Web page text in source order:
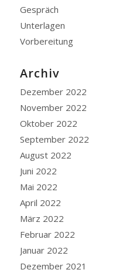
Gespräch
Unterlagen
Vorbereitung
Archiv
Dezember 2022
November 2022
Oktober 2022
September 2022
August 2022
Juni 2022
Mai 2022
April 2022
März 2022
Februar 2022
Januar 2022
Dezember 2021